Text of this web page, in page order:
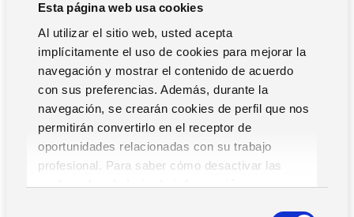
Esta página web usa cookies
Al utilizar el sitio web, usted acepta
implícitamente el uso de cookies para mejorar la
navegación y mostrar el contenido de acuerdo
con sus preferencias. Además, durante la
navegación, se crearán cookies de perfil que nos
permitirán convertirlo en el receptor de
oportunidades relacionadas con su trabajo
profesional. Para saber cómo desactivar las
cookies,Lea la hoja de información.
conexión. Integrada con ZAudit, la solución
Management de Zucchetti, la App ZAudit permite tener
siempre a disposición una lista de verificación
preestablecida y personalizable para usar en controles e
inspecciones. Una vez en las instalaciones, el empleado
comienza la verificación, que también se puede llevar a
cabo en situaciones o lugares sin conexión a Internet.
Gracias a la aplicación ZAudit, la compañía dispone de
varias listas de verificación y cuestionarios (normativos, ISO,
de procedimiento y organizativos),recopila pruebas
respaldadas por fotos y vídeos, consulta la legislación